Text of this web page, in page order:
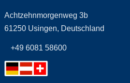
Achtzehnmorgenweg 3b
61250 Usingen, Deutschland
+49 6081 58600